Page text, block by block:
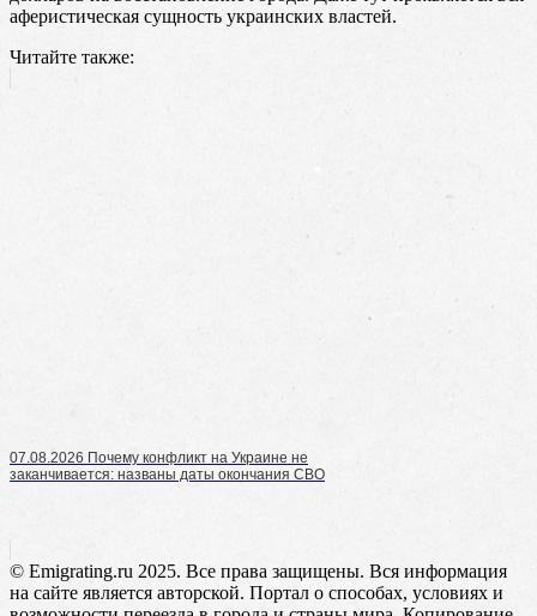
аферистическая сущность украинских властей.
Читайте также:
07.08.2026 Почему конфликт на Украине не
заканчивается: названы даты окончания СВО
© Emigrating.ru 2025. Все права защищены. Вся информация
на сайте является авторской. Портал о способах, условиях и